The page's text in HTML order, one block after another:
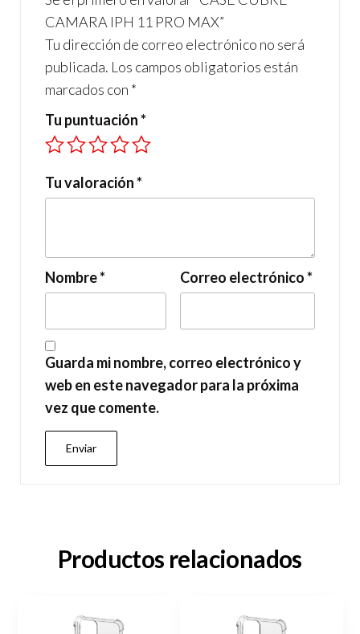
CAMARA IPH 11 PRO MAX”
Tu dirección de correo electrónico no será
publicada. Los campos obligatorios están
marcados con *
Tu puntuación*
Tu valoración*
Nombre* Correo electrónico*
Guarda mi nombre, correo electrónico y
web en este navegador para la próxima
vez que comente.
Productos relacionados